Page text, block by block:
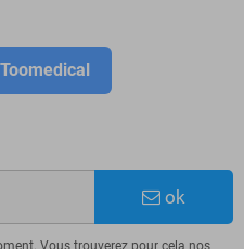
ok
Vous trouverez pour cela nos